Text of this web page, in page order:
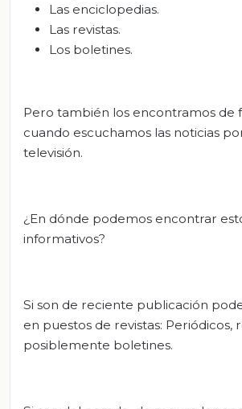
Las enciclopedias.
Las revistas.
Los boletines.
Pero también los encontramos de
cuando escuchamos las noticias
televisión.
¿En dónde podemos encontrar
informativos?
Si son de reciente publicación
en puestos de revistas: Periódicos,
posiblemente boletines.